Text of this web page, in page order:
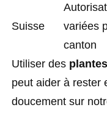
Suisse
variées
canton
Utiliser des
peut aider à rester
doucement sur